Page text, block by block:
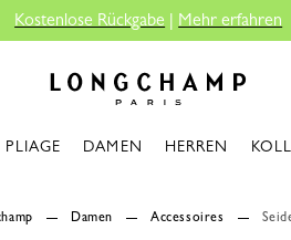
Mehr erfahren
PLIAGE DAMEN HERREN
Damen Accessoires